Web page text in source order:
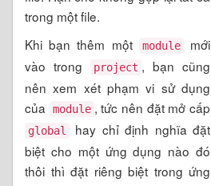
trong một file.
Khi bạn thêm một
module
mới
vào trong
project , bạn cũng
nên xem xét phạm vi sử dụng
của
module , tức nên đặt mở cấp
global
hay chỉ định nghĩa đặt
biệt cho một ứng dụng nào đó
thôi thì đặt riêng biệt trong ứng